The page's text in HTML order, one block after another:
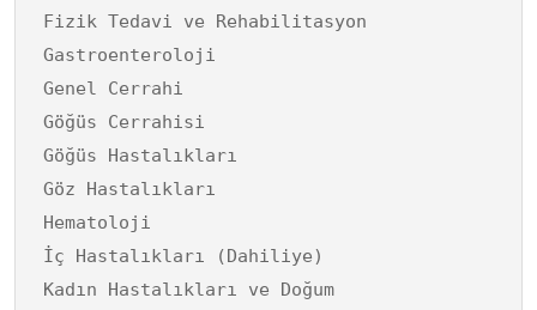
Fizik Tedavi ve Rehabilitasyon
Gastroenteroloji
Genel Cerrahi
Göğüs Cerrahisi
Göğüs Hastalıkları
Göz Hastalıkları
Hematoloji
İç Hastalıkları (Dahiliye)
Kadın Hastalıkları ve Doğum